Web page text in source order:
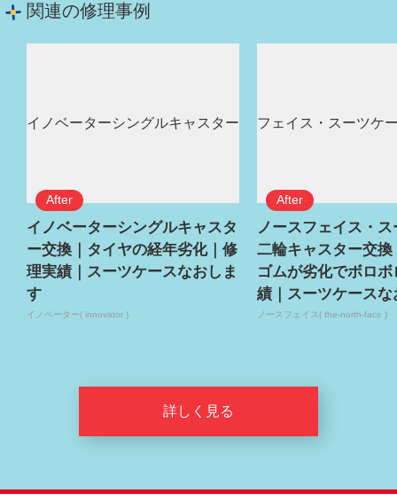
関連の修理事例
イノベーターシングルキャスタ
ー交換｜タイヤの経年劣化｜修
理実績｜スーツケースなおしま
す
イノベーター( innovator )
ノースフェイス・
二輪キャスター交換
ゴムが劣化でボロ
績｜スーツケースな
ノースフェイス( the-north-face )
詳しく見る